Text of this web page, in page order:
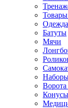
Товары
Одежда
Батуты
Мячи
Ворота